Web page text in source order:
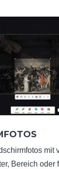
mit
Bereich oder